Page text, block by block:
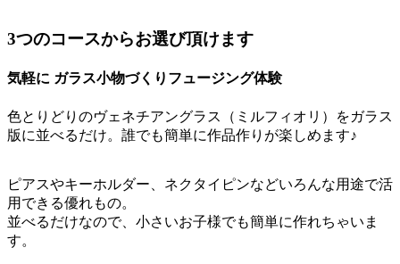
3つのコースからお選び頂けます
気軽に ガラス小物づくりフュージング体験
色とりどりのヴェネチアングラス（ミルフィオリ）をガラス
版に並べるだけ。誰でも簡単に作品作りが楽しめます♪
ピアスやキーホルダー、ネクタイピンなどいろんな用途で活
用できる優れもの。
並べるだけなので、小さいお子様でも簡単に作れちゃいま
す。